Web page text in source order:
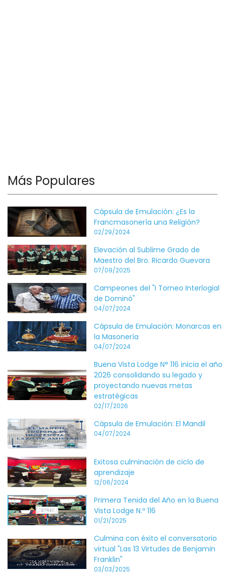
Más Populares
Cápsula de Emulación: ¿Es la
Francmasonería una Religión?
02/29/2024
Elevación al Sublime Grado de
Maestro del Bro. Ricardo Guevara
07/09/2025
Campeones del "I Torneo Interlogial
de Dominó"
04/07/2024
Cápsula de Emulación: Monarcas en
la Masonería
04/07/2024
Buena Vista Lodge N° 116 inicia el año
2026 consolidando su legado y
proyectando nuevas metas
estratégicas
02/17/2026
Cápsula de Emulación: El Mandil
04/07/2024
Exitosa culminación de ciclo de
aprendizaje
12/06/2024
Primera Tenida del Año en la Buena
Vista Lodge N.º 116
01/21/2025
Culmina con éxito el conversatorio
virtual "Las 13 Virtudes de Benjamin
Franklin"
03/03/2025